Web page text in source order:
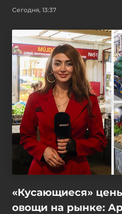
Сегодня, 13:37
«Кусающиеся»
овощи на рынке: